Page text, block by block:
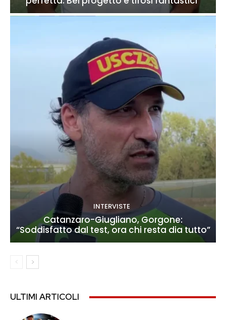
INTERVISTE
Catanzaro-Giugliano, Gorgone:
“Soddisfatto dal test, ora chi resta dia tutto”
ULTIMI ARTICOLI